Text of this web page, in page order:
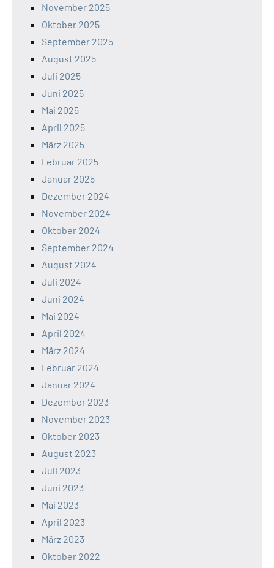
November 2025
Oktober 2025
September 2025
August 2025
Juli 2025
Juni 2025
Mai 2025
April 2025
März 2025
Februar 2025
Januar 2025
Dezember 2024
November 2024
Oktober 2024
September 2024
August 2024
Juli 2024
Juni 2024
Mai 2024
April 2024
März 2024
Februar 2024
Januar 2024
Dezember 2023
November 2023
Oktober 2023
August 2023
Juli 2023
Juni 2023
Mai 2023
April 2023
März 2023
Oktober 2022